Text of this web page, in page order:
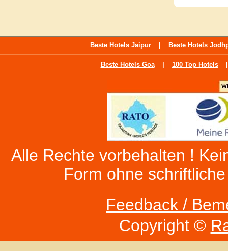
Beste Hotels Jaipur Beste Hotels
Beste Hotels Goa 100 Top Hotels
Alle Rechte vorbehalten !
Form ohne
Feedback /
Copyright ©